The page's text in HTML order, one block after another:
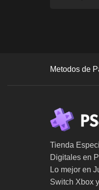
Metodos de
Tienda
Digitales en
Lo mejor en
Switch Xbox